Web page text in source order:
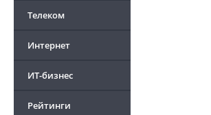
Телеком
Интернет
ИТ-бизнес
Рейтинги